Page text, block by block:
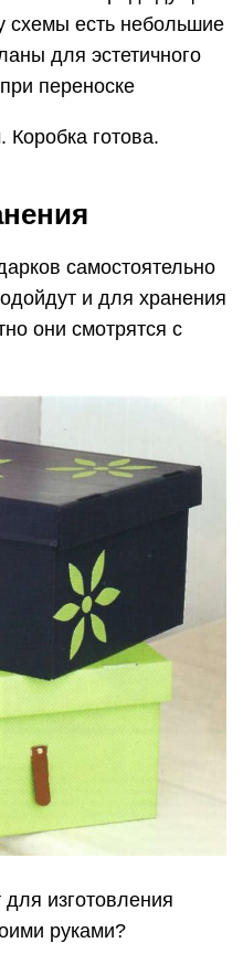
схемы есть небольшие
для эстетичного
переноске
Коробка готова.
самостоятельно
и для хранения
они смотрятся с
изготовления
руками?